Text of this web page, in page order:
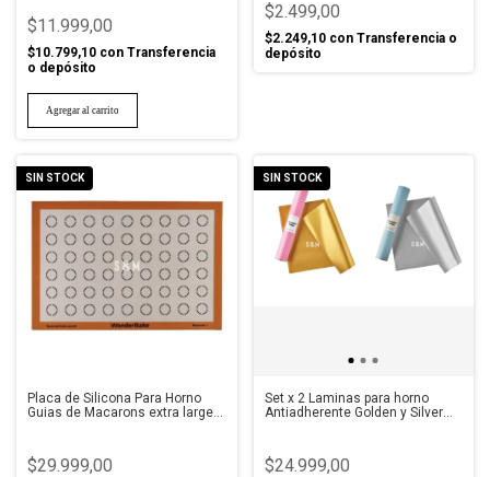
$11.999,00
$10.799,10 con Transferencia
o depósito
$2.499,00
$2.249,10 con Transferencia o
depósito
SIN STOCK
Placa de Silicona Para Horno
Guias de Macarons extra large
$29.999,00
SIN STOCK
Set x 2 Laminas para horno
Antiadherente Golden y Silver
$24.999,00